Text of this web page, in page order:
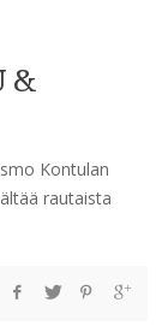
&
Kontulan
rautaista